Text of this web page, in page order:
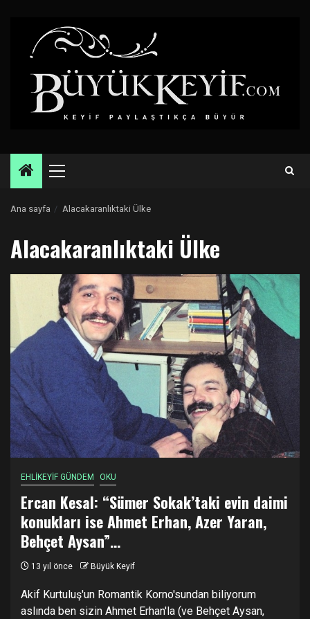
Primary
Ana sayfa Alacakaranlıktaki Ülke
Alacakaranlıktaki Ülke
EHLİKEYİF GÜNDEM OKU
Ercan Kesal: “Sümer Sokak’taki evin daimi
konukları ise Ahmet Erhan, Azer Yaran,
Behçet Aysan”…
13 yıl önce Büyük Keyif
Akif Kurtuluş'un Romantik Korno'sundan biliyorum
aslında ben sizin Ahmet Erhan'la (ve Behçet Aysan,